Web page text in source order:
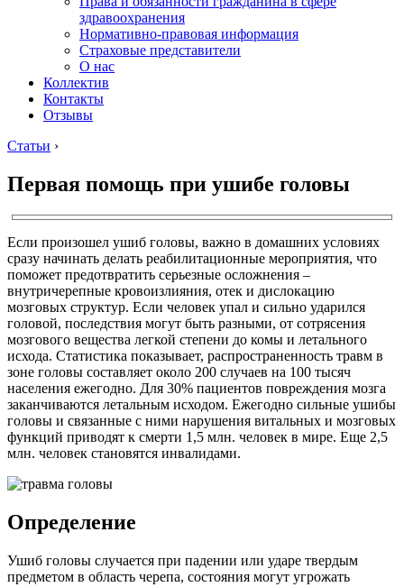
здравоохранения
Нормативно-правовая информация
Страховые представители
О нас
Коллектив
Контакты
Отзывы
Статьи ›
Первая помощь при ушибе головы
Если произошел ушиб головы, важно в домашних условиях
сразу начинать делать реабилитационные мероприятия, что
поможет предотвратить серьезные осложнения –
внутричерепные кровоизлияния, отек и дислокацию
мозговых структур. Если человек упал и сильно ударился
головой, последствия могут быть разными, от сотрясения
мозгового вещества легкой степени до комы и летального
исхода. Статистика показывает, распространенность травм в
зоне головы составляет около 200 случаев на 100 тысяч
населения ежегодно. Для 30% пациентов повреждения мозга
заканчиваются летальным исходом. Ежегодно сильные ушибы
головы и связанные с ними нарушения витальных и мозговых
функций приводят к смерти 1,5 млн. человек в мире. Еще 2,5
млн. человек становятся инвалидами.
Определение
Ушиб головы случается при падении или ударе твердым
предметом в область черепа, состояния могут угрожать